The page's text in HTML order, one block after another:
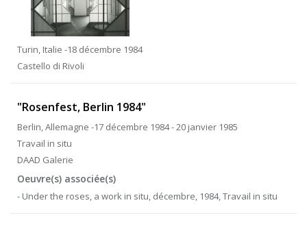
Turin, Italie -18 décembre 1984
Castello di Rivoli
"Rosenfest, Berlin 1984"
Berlin, Allemagne -17 décembre 1984 - 20 janvier 1985
Travail in situ
DAAD Galerie
Oeuvre(s) associée(s)
- Under the roses, a work in situ, décembre, 1984, Travail in situ